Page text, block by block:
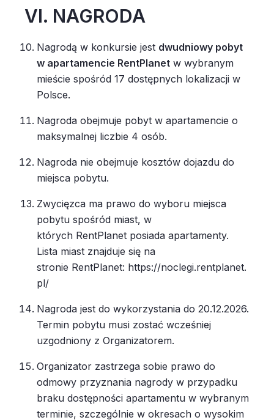
VI. NAGRODA
Nagrodą w konkursie jest dwudniowy pobyt
w apartamencie RentPlanet w wybranym
mieście spośród 17 dostępnych lokalizacji w
Polsce.
Nagroda obejmuje pobyt w apartamencie o
maksymalnej liczbie 4 osób.
Nagroda nie obejmuje kosztów dojazdu do
miejsca pobytu.
Zwycięzca ma prawo do wyboru miejsca
pobytu spośród miast, w
których RentPlanet posiada apartamenty.
Lista miast znajduje się na
stronie RentPlanet: https://noclegi.rentplanet.
pl/
Nagroda jest do wykorzystania do 20.12.2026.
Termin pobytu musi zostać wcześniej
uzgodniony z Organizatorem.
Organizator zastrzega sobie prawo do
odmowy przyznania nagrody w przypadku
braku dostępności apartamentu w wybranym
terminie, szczególnie w okresach o wysokim